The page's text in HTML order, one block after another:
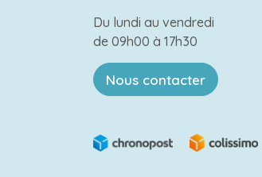
Du lundi au vendredi
de 09h00 à 17h30
Nous contacter